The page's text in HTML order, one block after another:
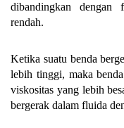
dibandingkan
rendah.
Ketika suatu benda
lebih tinggi, maka
viskositas yang lebih
bergerak dalam fluida